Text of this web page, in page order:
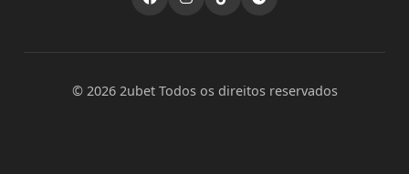
© 2026 2ubet Todos os direitos reservados